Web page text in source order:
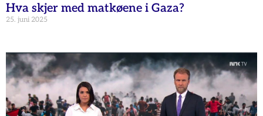
Hva skjer med matkøene i Gaza?
25. juni 2025